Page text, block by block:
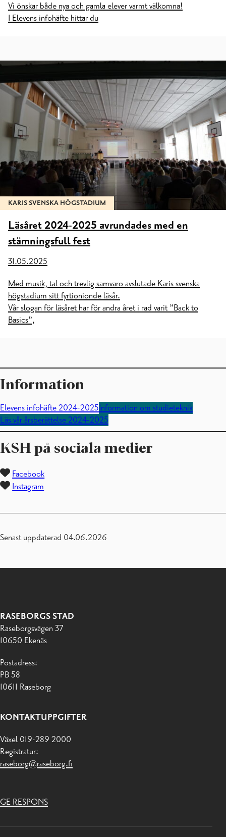
Vi önskar både nya och gamla elever varmt välkomna!
I Elevens infohäfte hittar du
KARIS SVENSKA HÖGSTADIUM
Läsåret 2024-2025 avrundades med en
stämningsfull fest
31.05.2025
Med musik, tal och trevlig samvaro avslutade Karis svenska
högstadium sitt fyrtionionde läsår.
Vår slogan för läsåret har för andra året i rad varit ”Back to
Basics”,
Information
Elevens infohäfte 2024-2025Information om studieteknik
Läs vår årsberättelse 2024-2025
KSH på sociala medier
Facebook
Instagram
Senast uppdaterad 04.06.2026
RASEBORGS STAD
Raseborgsvägen 37
10650 Ekenäs
Postadress:
PB 58
10611 Raseborg
KONTAKTUPPGIFTER
Växel 019-289 2000
Registratur:
raseborg@raseborg.fi
GE RESPONS